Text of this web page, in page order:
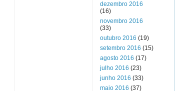
dezembro 2016
(16)
novembro 2016
(33)
outubro 2016 (19)
setembro 2016 (15)
agosto 2016 (17)
julho 2016 (23)
junho 2016 (33)
maio 2016 (37)